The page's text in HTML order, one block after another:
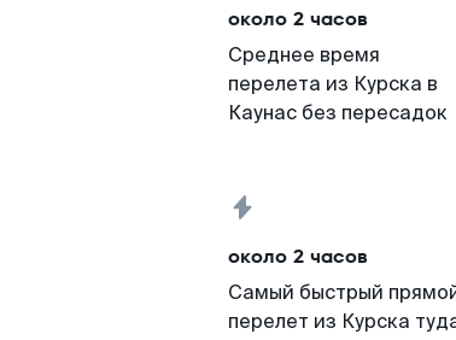
около 2 часов
Среднее время
перелета из Курска в
Каунас без пересадок
около 2 часов
Самый быстрый
перелет из Курска